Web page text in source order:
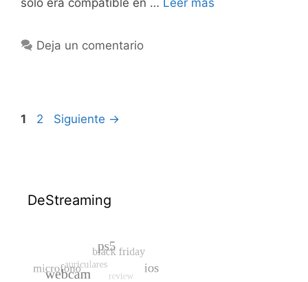
solo era compatible en … Leer más
Deja un comentario
Página
1 Página
2 Siguiente →
DeStreaming